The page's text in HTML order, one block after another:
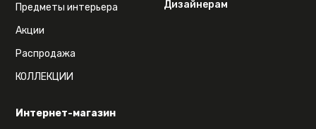
Интернет-магазин
Предметы интерьера
Акции
Распродажа
КОЛЛЕКЦИИ
Дизайнерам